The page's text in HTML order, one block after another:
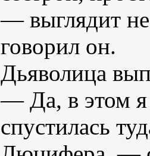
— выглядит
говорил он.
Дьяволица
— Да, в этом я
спустилась